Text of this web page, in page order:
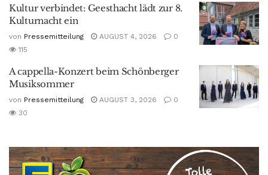
Kultur verbindet: Geesthacht lädt zur 8.
Kulturnacht ein
von Pressemitteilung AUGUST 4, 2026
0
115
A cappella-Konzert beim Schönberger
Musiksommer
von Pressemitteilung AUGUST 3, 2026
0
30